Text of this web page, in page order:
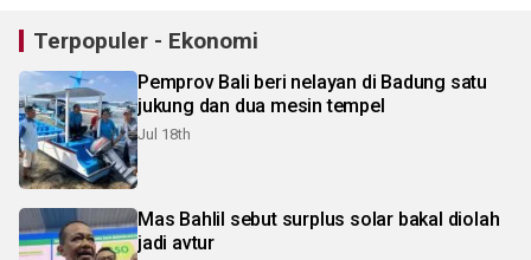
Terpopuler - Ekonomi
Pemprov Bali beri nelayan di Badung satu
jukung dan dua mesin tempel
Jul 18th
Mas Bahlil sebut surplus solar bakal diolah
jadi avtur